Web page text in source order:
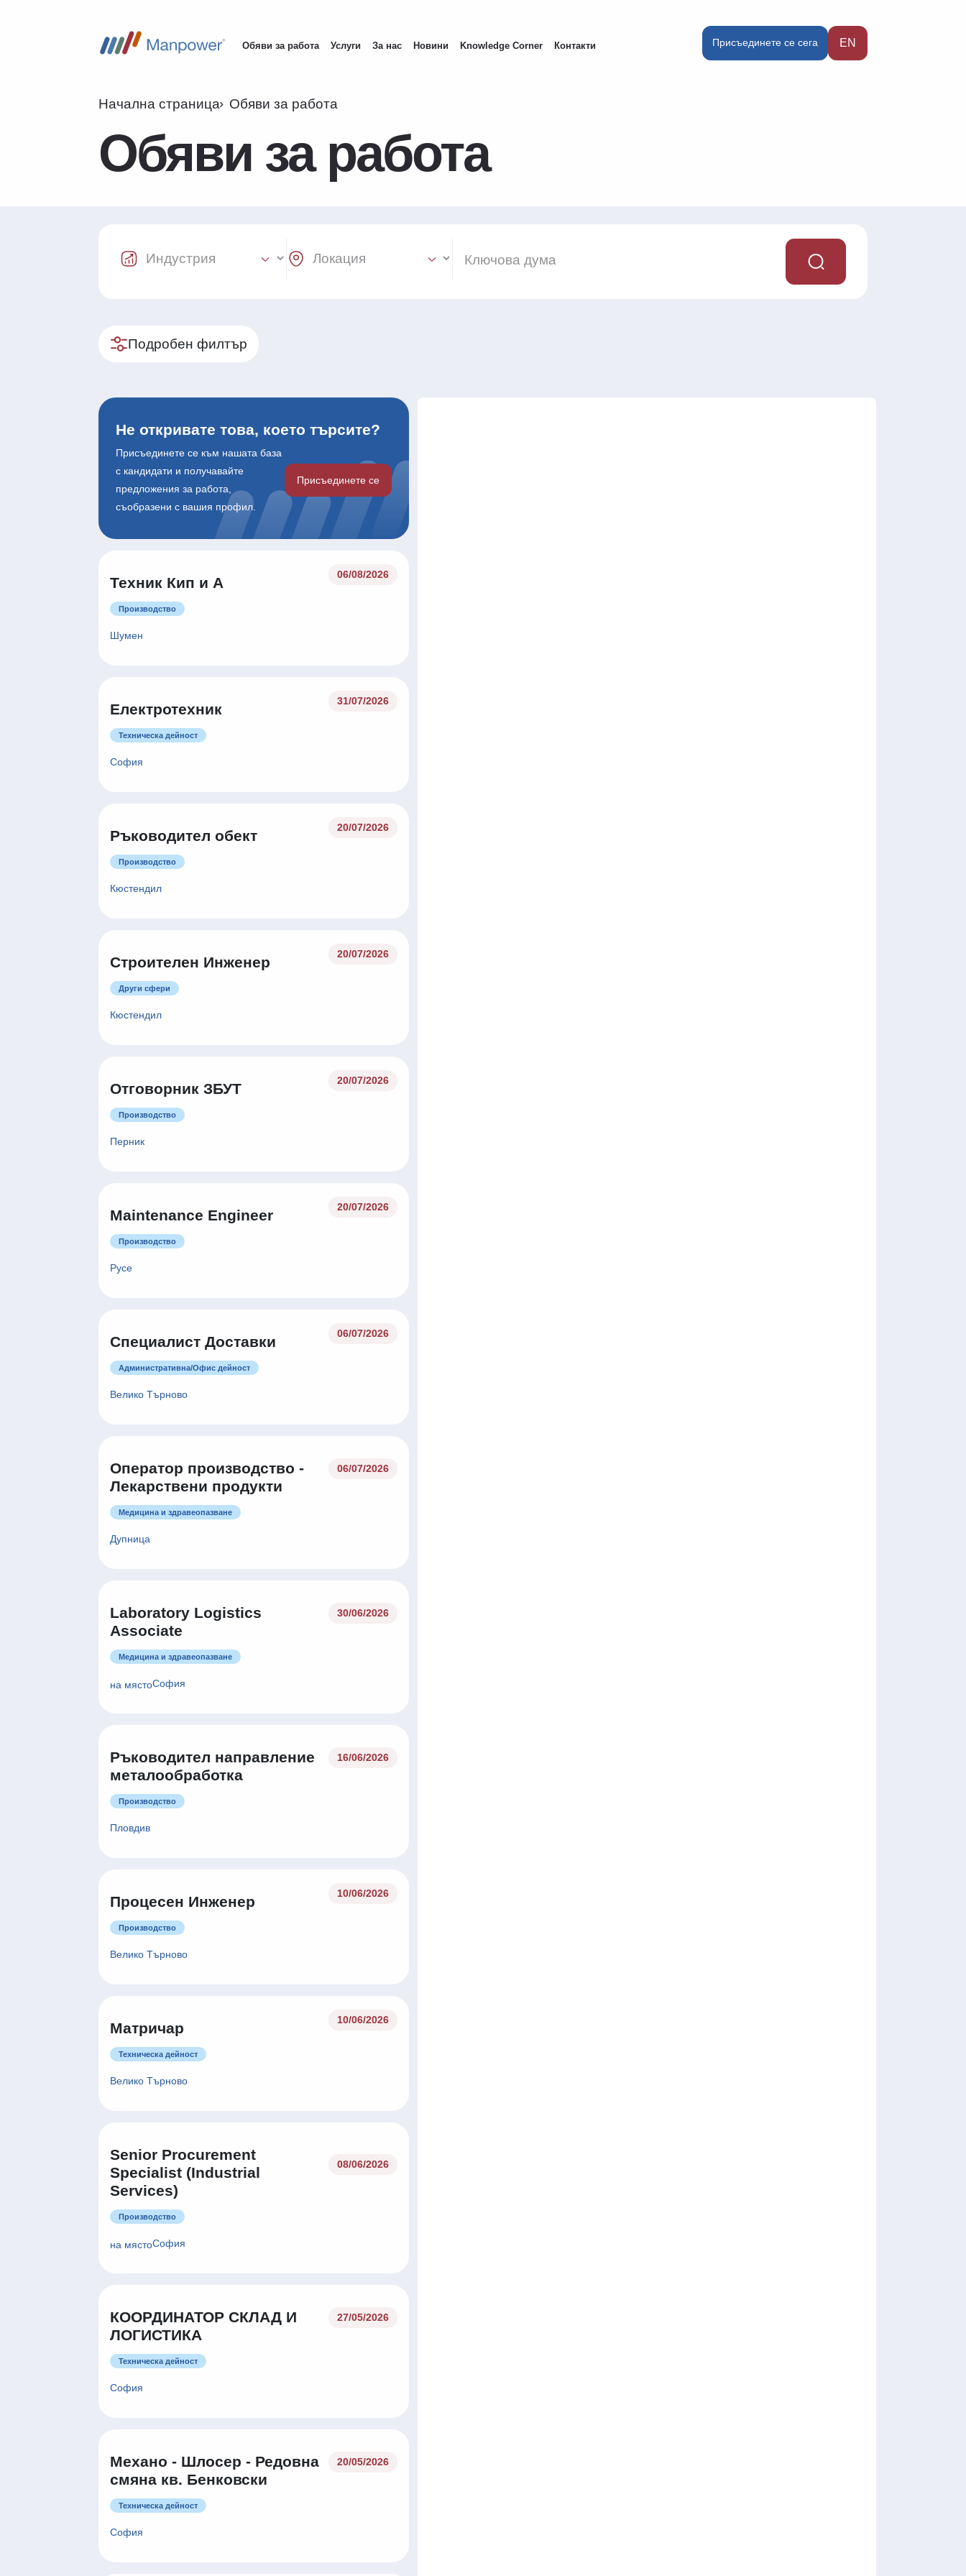
Обяви за работа Услуги За нас Новини Knowledge Corner Контакти Присъединете се сега EN
Начална страница Обяви за работа
Обяви за работа
Industry Select Location Select
Подробен филтър
Не откривате това, което търсите?
Присъединете се към нашата база
с кандидати и получавайте
предложения за работа,
съобразени с вашия профил.
Присъединете се
Техник Кип и А
06/08/2026
Производство
Шумен
Електротехник
31/07/2026
Техническа дейност
София
Ръководител обект
20/07/2026
Производство
Кюстендил
Строителен Инженер
20/07/2026
Други сфери
Кюстендил
Отговорник ЗБУТ
20/07/2026
Производство
Перник
Maintenance Engineer
20/07/2026
Производство
Русе
Специалист Доставки
06/07/2026
Административна/Oфис дейност
Велико Търново
Оператор производство -
Лекарствени продукти
06/07/2026
Медицина и здравеопазване
Дупница
Laboratory Logistics
Associate
30/06/2026
Медицина и здравеопазване
на мястоСофия
Ръководител направление
металообработка
16/06/2026
Производство
Пловдив
Процесен Инженер
10/06/2026
Производство
Велико Търново
Матричар
10/06/2026
Техническа дейност
Велико Търново
Senior Procurement
Specialist (Industrial
Services)
08/06/2026
Производство
на мястоСофия
КООРДИНАТОР СКЛАД И
ЛОГИСТИКА
27/05/2026
Техническа дейност
София
Механо - Шлосер - Редовна
смяна кв. Бенковски
20/05/2026
Техническа дейност
София